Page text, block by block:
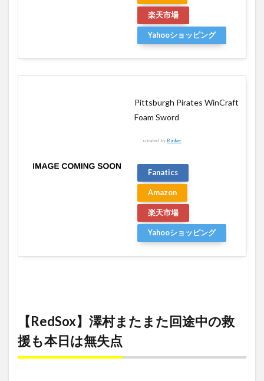
楽天市場
Yahooショッピング
Pittsburgh Pirates WinCraft
Foam Sword
created by Rinker
Fanatics
Amazon
楽天市場
Yahooショッピング
【RedSox】澤村またまた回途中の救
援も本日は無失点